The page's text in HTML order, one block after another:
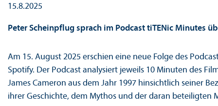
15.8.2025
Peter Scheinpflug sprach im Podcast tiTENic Minutes
Am 15. August 2025 erschien eine neue Folge des
Spotify. Der Podcast analysiert jeweils 10 Minuten des
James Cameron aus dem Jahr 1997 hinsichtlich seiner
ihrer Geschichte, dem Mythos und der daran beteiligten